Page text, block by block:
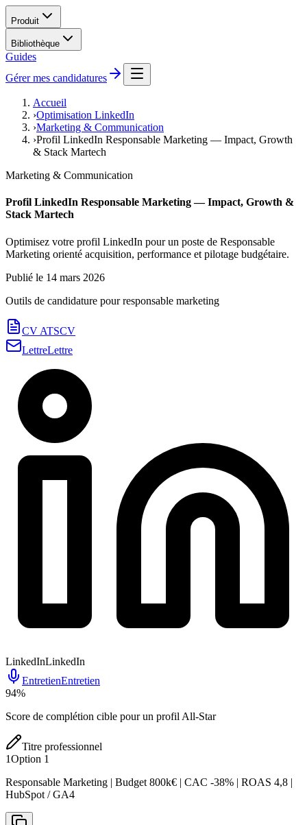
Produit
Bibliothèque
Guides
Gérer mes candidatures
Accueil
›Optimisation LinkedIn
›Marketing & Communication
›Profil LinkedIn Responsable Marketing — Impact, Growth
& Stack Martech
Marketing & Communication
Profil LinkedIn Responsable Marketing — Impact, Growth &
Stack Martech
Optimisez votre profil LinkedIn pour un poste de Responsable
Marketing orienté acquisition, performance et pilotage budgétaire.
Publié le 14 mars 2026
Outils de candidature pourresponsable marketing
CV ATSCV
LettreLettre
LinkedInLinkedIn
EntretienEntretien
94%
Score de complétion cible pour un profil All-Star
Titre professionnel
1Option 1
Responsable Marketing | Budget 800k€ | CAC -38% | ROAS 4,8 |
HubSpot / GA4